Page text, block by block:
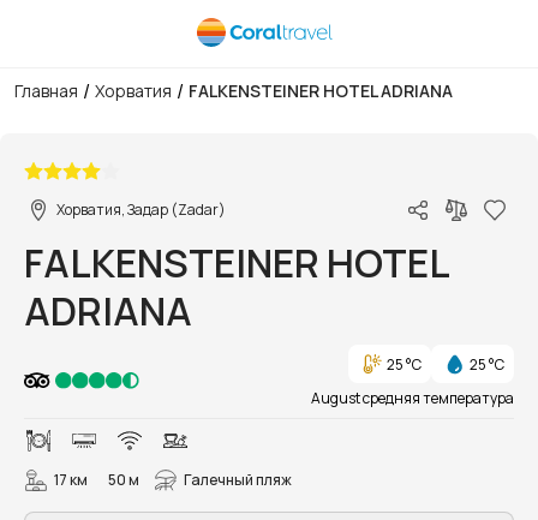
Главная / Хорватия / FALKENSTEINER HOTEL ADRIANA
Хорватия, Задар (Zadar)
FALKENSTEINER HOTEL
ADRIANA
25 °C
25 °C
August средняя температура
17 км 50 м Галечный пляж